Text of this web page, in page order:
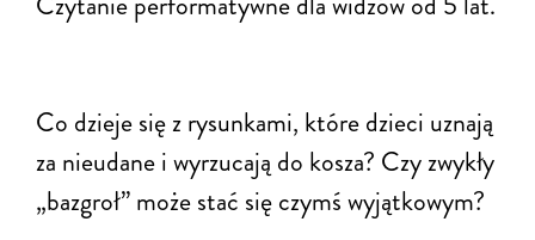
Co dzieje się z rysunkami, które dzieci uznają
za nieudane i wyrzucają do kosza? Czy zwykły
„bazgroł” może stać się czymś wyjątkowym?